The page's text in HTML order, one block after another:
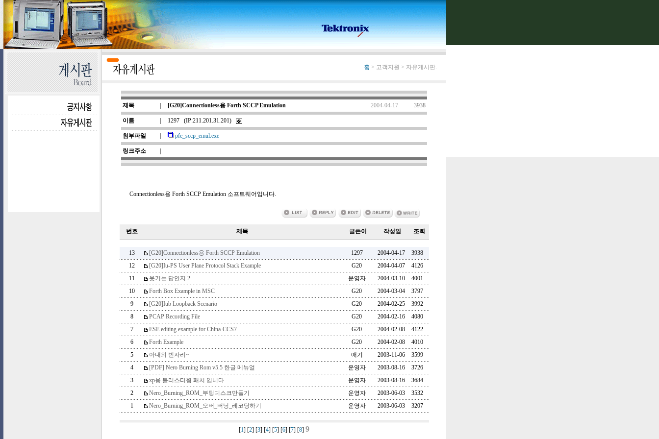
홈 > 고객지원 > 자유게시판.
제목 [G20]Connectionless용 Forth SCCP Emulation 2004-04-17 3938
이름 1297 (IP:211.201.31.201)
첨부파일 pfe_sccp_emul.exe
링크주소
Connectionless용 Forth SCCP Emulation 소프트웨어입니다.
번호 제목 글쓴이 작성일 조회
13 [G20]Connectionless용 Forth SCCP Emulation 1297 2004-04-17
3938
12
[G20]Iu-PS User Plane Protocol Stack Example G20 2004-04-07
4126
11
웃기는 답안지 2 운영자 2004-03-10
4001
10
Forth Box Example in MSC G20 2004-03-04
3797
9
[G20]Iub Loopback Scenario G20 2004-02-25
3992
8
PCAP Recording File G20 2004-02-16
4080
7
ESE editing example for China-CCS7 G20 2004-02-08
4122
6
Forth Example G20 2004-02-08
4010
5
아내의 빈자리~ 애기 2003-11-06
3599
4
[PDF] Nero Burning Rom v5.5 한글 메뉴얼 운영자 2003-08-16
3726
3
xp용 블러스터웜 패치 입니다 운영자 2003-08-16
3684
2
Nero_Burning_ROM_부팅디스크만들기 운영자 2003-06-03
3532
1
Nero_Burning_ROM_오버_버닝_레코딩하기 운영자 2003-06-03 3207
[1] [2] [3] [4] [5] [6] [7] [8] 9